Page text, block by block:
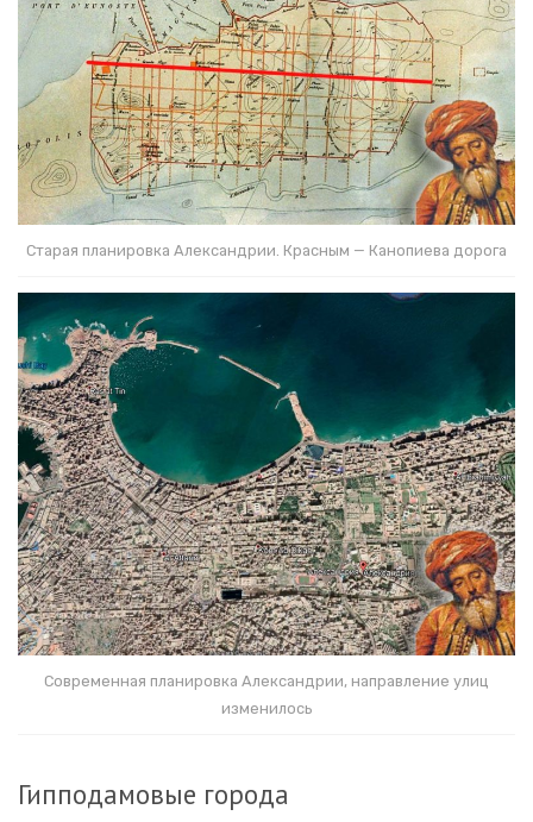
Старая планировка Александрии. Красным — Канопиева дорога
Современная планировка Александрии, направление улиц
изменилось
Гипподамовые города